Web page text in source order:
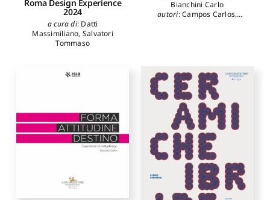
Roma Design Experience
2024
a cura di: Datti
Massimiliano, Salvatori
Tommaso
Bianchini Carlo
autori:Campos Carlos,
Magnifico Tommaso,
Schiavo Antonio,Passamani
Ivana, Balboa Domínguez M.
Lucía Grijalba Bengoetxea
Alberto,Galván Desvaux
Noelia,Riciputo Anna